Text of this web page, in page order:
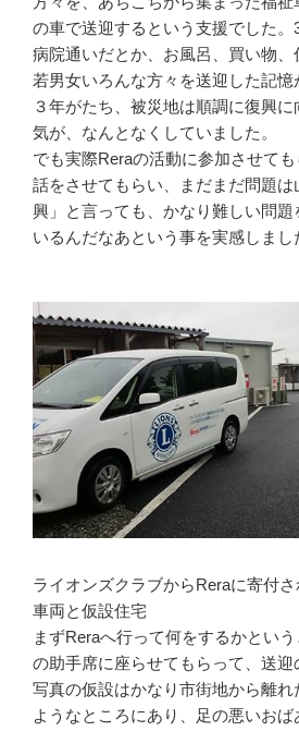
の車で送迎するという支援でした。
病院通いだとか、お風呂、買い物
若男女いろんな方々を送迎した記憶
３年がたち、被災地は順調に復興
気が、なんとなくしていました。
でも実際Reraの活動に参加させて
話をさせてもらい、まだまだ問題
興」と言っても、かなり難しい問
いるんだなあという事を実感しまし
ライオンズクラブからReraに寄付
車両と仮設住宅
まずReraへ行って何をするかとい
の助手席に座らせてもらって、送迎
写真の仮設はかなり市街地から離
ようなところにあり、足の悪いお